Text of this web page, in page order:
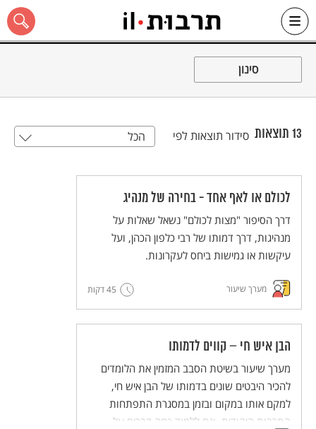
Skip
כל האתר
סינון
13 תוצאות סידור תוצאות לפי הכל
לכולם או לאף אחד - בחירה של מנהיג
דרך הסיפור "מצות לכולם" נשאל שאלות על
מנהיגות, דרך דמותו של רבי כלפון הכהן, ועל
עיקשות או גמישות ביחס לעקרונות.
מערך שיעור 45 דקות
הבן איש חי – קווים לדמותו
מערך שיעור בשיטת הסבב המזמין את הלומדים
להכיר היבטים שונים בדמותו של הבן איש חי,
למקם אותו במקום ובזמן במסגרת התפתחות
התרבות היהודית, וגם ללמוד כמה דברים על